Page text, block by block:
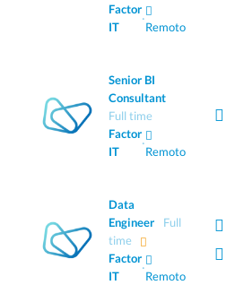
Factor
IT
·
Remoto
Senior BI
Consultant
Full time
Factor
IT
·
Remoto
Data
Engineer
Full
time
Factor
IT
·
Remoto